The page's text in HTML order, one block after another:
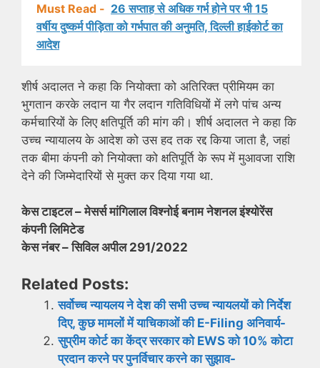
Must Read - 26 सप्ताह से अधिक गर्भ होने पर भी 15
वर्षीय दुष्कर्म पीड़िता को गर्भपात की अनुमति, दिल्ली हाईकोर्ट का
आदेश
शीर्ष अदालत ने कहा कि नियोक्ता को अतिरिक्त प्रीमियम का
भुगतान करके लदान या गैर लदान गतिविधियों में लगे पांच अन्य
कर्मचारियों के लिए क्षतिपूर्ति की मांग की। शीर्ष अदालत ने कहा कि
उच्च न्यायालय के आदेश को उस हद तक रद्द किया जाता है, जहां
तक बीमा कंपनी को नियोक्ता को क्षतिपूर्ति के रूप में मुआवजा राशि
देने की जिम्मेदारियों से मुक्त कर दिया गया था.
केस टाइटल – मेसर्स मांगिलाल विश्नोई बनाम नेशनल इंश्योरेंस
कंपनी लिमिटेड
केस नंबर – सिविल अपील 291/2022
Related Posts:
सर्वोच्च न्यायलय ने देश की सभी उच्च न्यायलयों को निर्देश
दिए, कुछ मामलों में याचिकाओं की E-Filing अनिवार्य-
सुप्रीम कोर्ट का केंद्र सरकार को EWS को 10% कोटा
प्रदान करने पर पुनर्विचार करने का सुझाव-